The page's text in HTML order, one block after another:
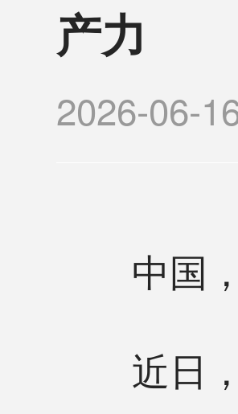
产力
2026-06-
中国，
近日，